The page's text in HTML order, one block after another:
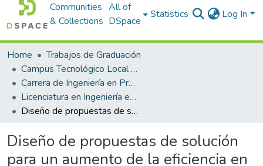
Communities
& Collections
All of
DSpace
Statistics Log In
Home
Trabajos de Graduación
Campus Tecnológico Local San Carlos
Carrera de Ingeniería en Producción Industrial
Licenciatura en Ingeniería en Producción Industrial
Diseño de propuestas de solución para un aumento de la eficiencia en la producción y disminución del desperdicio del estator 1213-1-095-05
Diseño de propuestas de solución
para un aumento de la eficiencia en